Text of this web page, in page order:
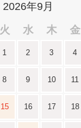
2026年9月
火 水 木 金
1 2 3 4
8 9 10 11
15 16 17 18